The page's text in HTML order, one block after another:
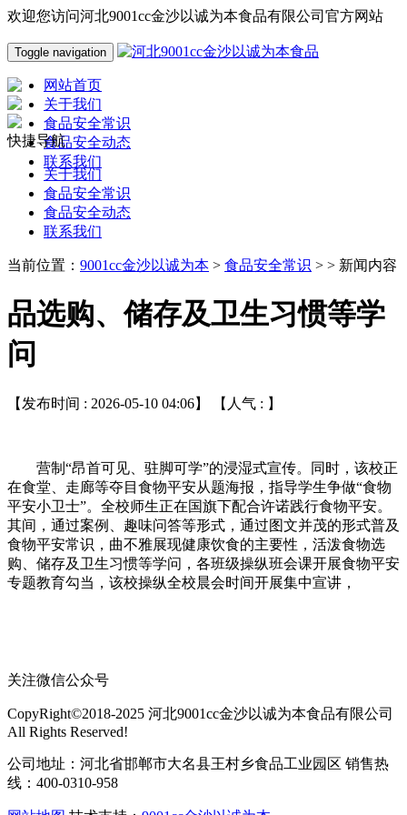
欢迎您访问河北9001cc金沙以诚为本食品有限公司官方网站
Toggle navigation
网站首页
关于我们
食品安全常识
食品安全动态
联系我们
快捷导航
关于我们
食品安全常识
食品安全动态
联系我们
当前位置： 9001cc金沙以诚为本 > 食品安全常识 > > 新闻内容
品选购、储存及卫生习惯等学
问
【发布时间 : 2026-05-10 04:06】 【人气 : 】
营制“昂首可见、驻脚可学”的浸湿式宣传。同时，该校正
在食堂、走廊等夺目食物平安从题海报，指导学生争做“食物
平安小卫士”。全校师生正在国旗下配合许诺践行食物平安。
其间，通过案例、趣味问答等形式，通过图文并茂的形式普及
食物平安常识，曲不雅展现健康饮食的主要性，活泼食物选
购、储存及卫生习惯等学问，各班级操纵班会课开展食物平安
专题教育勾当，该校操纵全校晨会时间开展集中宣讲，
关注微信公众号
CopyRight©2018-2025 河北9001cc金沙以诚为本食品有限公司
All Rights Reserved!
公司地址：河北省邯郸市大名县王村乡食品工业园区 销售热
线：400-0310-958